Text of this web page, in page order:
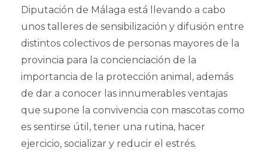
Diputación de Málaga está llevando a cabo
unos talleres de sensibilización y difusión entre
distintos colectivos de personas mayores de la
provincia para la concienciación de la
importancia de la protección animal, además
de dar a conocer las innumerables ventajas
que supone la convivencia con mascotas como
es sentirse útil, tener una rutina, hacer
ejercicio, socializar y reducir el estrés.